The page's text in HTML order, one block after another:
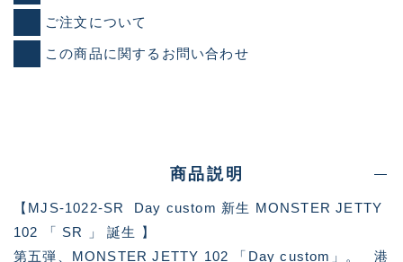
ご注文について
この商品に関するお問い合わせ
商品説明
【MJS-1022-SR Day custom 新生 MONSTER JETTY
102 「 SR 」 誕生 】
第五弾、MONSTER JETTY 102 「Day custom」。 港